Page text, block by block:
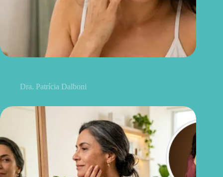
Dra. Patrícia Dalboni